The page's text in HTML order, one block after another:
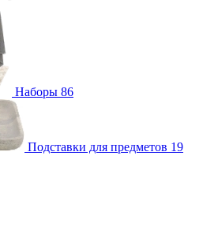
Наборы 86
Подставки для предметов 19